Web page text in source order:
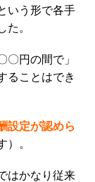
いう形で各手
た。
円の間で」
ることはでき
設定が認めら
）。
はかなり従来